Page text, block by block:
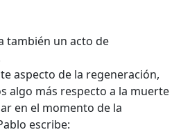
también un acto de
aspecto de la regeneración,
algo más respecto a la muerte
en el momento de la
escribe: